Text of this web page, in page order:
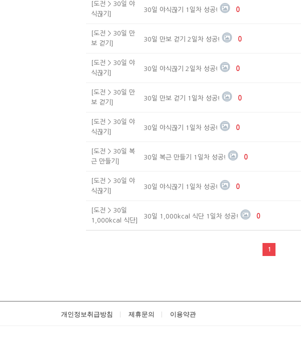
[도전 > 30일 야
식끊기]
30일 야식끊기 1일차 성공! 0
[도전 > 30일 만
보 걷기]
30일 만보 걷기 2일차 성공! 0
[도전 > 30일 야
식끊기]
30일 야식끊기 2일차 성공! 0
[도전 > 30일 만
보 걷기]
30일 만보 걷기 1일차 성공! 0
[도전 > 30일 야
식끊기]
30일 야식끊기 1일차 성공! 0
[도전 > 30일 복
근 만들기]
30일 복근 만들기 1일차 성공! 0
[도전 > 30일 야
식끊기]
30일 야식끊기 1일차 성공! 0
[도전 > 30일
1,000kcal 식단]
30일 1,000kcal 식단 1일차 성공! 0
1
개인정보취급방침 제휴문의 이용약관